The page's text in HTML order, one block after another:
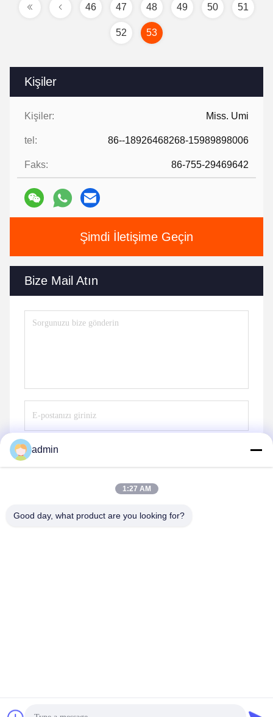
Kişiler
Kişiler: Miss. Umi
tel: 86--18926468268-15989898006
Faks: 86-755-29469642
Şimdi İletişime Geçin
Bize Mail Atın
Göndermek
46 47 48 49 50 51
52 53
Çin İyi Kalite UV LED SMD Tedarikçi. telif hakkı © 2021-2026
admin
1:27 AM
Good day, what product are you looking for?